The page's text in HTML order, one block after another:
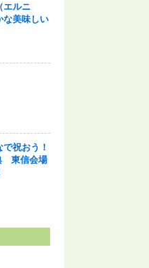
エルニ
な美味しい
祝おう！
東信会場